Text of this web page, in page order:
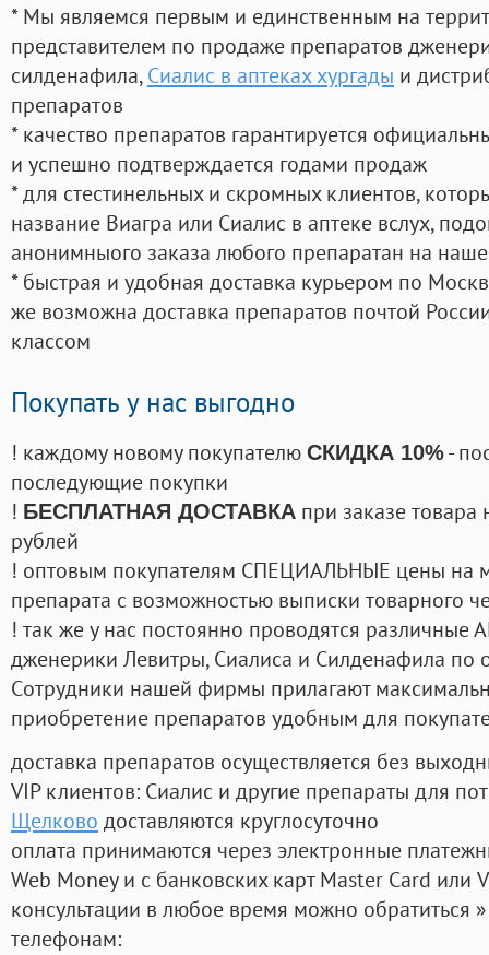
* Мы являемся первым и единственным на
представителем по продаже препаратов
силденафила, Сиалис в аптеках хургады и
препаратов
* качество препаратов гарантируется
и успешно подтверждается годами продаж
* для стестинельных и скромных клиентов,
название Виагра или Сиалис в аптеке вслух,
анонимныого заказа любого препаратан на
* быстрая и удобная доставка курьером по
же возможна доставка препаратов почтой
классом
Покупать у нас выгодно
! каждому новому покупателю СКИДКА 10%-
последующие покупки
! БЕСПЛАТНАЯ ДОСТАВКА при заказе
рублей
! оптовым покупателям СПЕЦИАЛЬНЫЕ цены на
препарата с возможностью выписки товарного
! так же у нас постоянно проводятся
дженерики Левитры, Сиалиса и Силденафила по
Cотрудники нашей фирмы прилагают
приобретение препаратов удобным для
доставка препаратов осуществляется без
VIP клиентов: Сиалис и другие препараты для
Щелково доставляются круглосуточно
оплата принимаются через электронные
Web Money и с банковских карт Master Card или
консультации в любое время можно обратиться
телефонам: